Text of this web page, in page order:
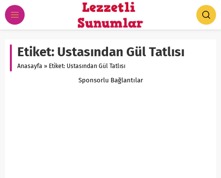
Etiket: Ustasından Gül Tatlısı
Anasayfa » Etiket: Ustasından Gül Tatlısı
Sponsorlu Bağlantılar